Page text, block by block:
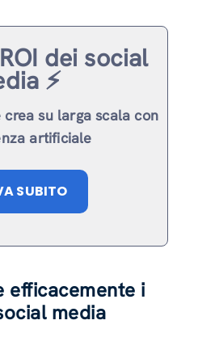
dei social
⚡️
su larga scala con
artificiale
SUBITO
efficacemente i
media